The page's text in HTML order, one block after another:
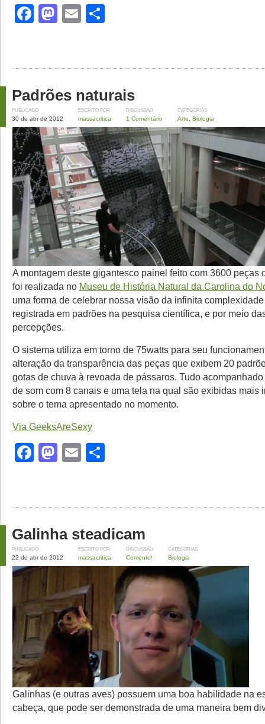
Facebook
Mastodon
Email
Padrões naturais
PUBLICADO
30 de abr de 2012
ESCRITO POR
massacritica
DISCUSSÃO
1 Comentário
CATEGORIAS
Arte Biologia
A montagem deste gigantesco painel feito com 3600 peças
foi realizada no Museu de História Natural da Carolina do
uma forma de celebrar nossa visão da infinita
registrada em padrões na pesquisa científica, e por meio
percepções.
O sistema utiliza em torno de 75watts para seu
alteração da transparência das peças que exibem 20
gotas de chuva à revoada de pássaros. Tudo
de som com 8 canais e uma tela na qual são exibidas mais
sobre o tema apresentado no momento.
Via GeeksAreSexy
Facebook
Mastodon
Email
Galinha steadicam
PUBLICADO
22 de abr de 2012
ESCRITO POR
massacritica
DISCUSSÃO
Comente!
CATEGORIAS
Biologia
Galinhas (e outras aves) possuem uma boa habilidade na
cabeça, que pode ser demonstrada de uma maneira bem